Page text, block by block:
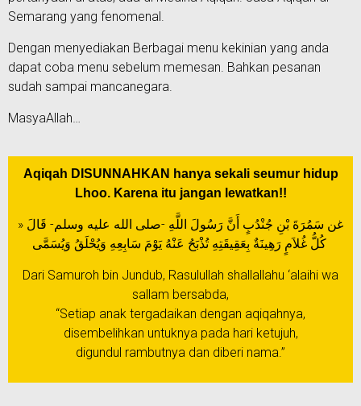
Semarang yang fenomenal.
Dengan menyediakan Berbagai menu kekinian yang anda
dapat coba menu sebelum memesan. Bahkan pesanan
sudah sampai mancanegara.
MasyaAllah…
Aqiqah DISUNNAHKAN hanya sekali seumur hidup
Lhoo. Karena itu jangan lewatkan!!
غن سَمُرَةَ بْنِ جُنْدُبٍ أَنَّ رَسُولَ اللَّهِ -صلى الله عليه وسلم- قَالَ «
كُلُّ غُلاَمٍ رَهِينَةٌ بِعَقِيقَتِهِ تُذْبَحُ عَنْهُ يَوْمَ سَابِعِهِ وَيُحْلَقُ وَيُسَمَّى
Dari Samuroh bin Jundub, Rasulullah shallallahu ‘alaihi wa
sallam bersabda,
“Setiap anak tergadaikan dengan aqiqahnya,
disembelihkan untuknya pada hari ketujuh,
digundul rambutnya dan diberi nama.”